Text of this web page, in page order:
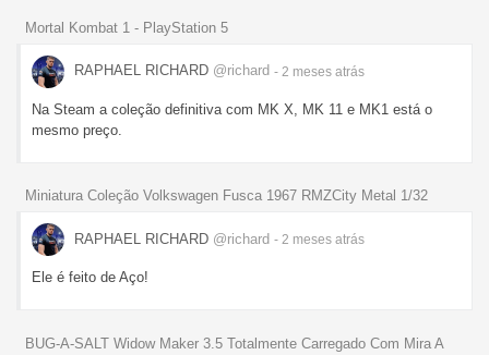
Mortal Kombat 1 - PlayStation 5
RAPHAEL RICHARD @richard - 2 meses atrás
Na Steam a coleção definitiva com MK X, MK 11 e MK1 está o
mesmo preço.
Miniatura Coleção Volkswagen Fusca 1967 RMZCity Metal 1/32
RAPHAEL RICHARD @richard - 2 meses atrás
Ele é feito de Aço!
BUG-A-SALT Widow Maker 3.5 Totalmente Carregado Com Mira A